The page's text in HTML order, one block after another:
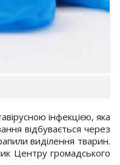
інфекцією, яка
відбувається через
виділення тварин.
Центру громадського